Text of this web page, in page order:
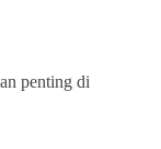
penting di